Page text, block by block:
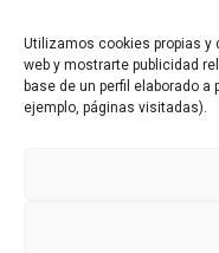
Utilizamos cookies propias y
web y mostrarte publicidad
base de un perfil elaborado
ejemplo, páginas visitadas).
681 163 108
La Premaña s/n,